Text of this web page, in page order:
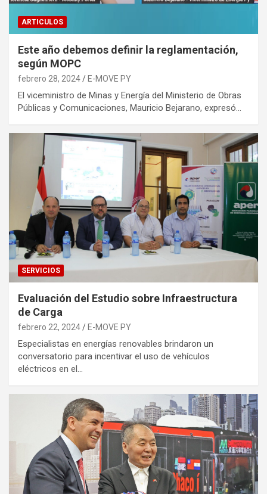
ARTICULOS
Este año debemos definir la reglamentación,
según MOPC
febrero 28, 2024 E-MOVE PY
El viceministro de Minas y Energía del Ministerio de Obras
Públicas y Comunicaciones, Mauricio Bejarano, expresó…
SERVICIOS
Evaluación del Estudio sobre Infraestructura
de Carga
febrero 22, 2024 E-MOVE PY
Especialistas en energías renovables brindaron un
conversatorio para incentivar el uso de vehículos
eléctricos en el…